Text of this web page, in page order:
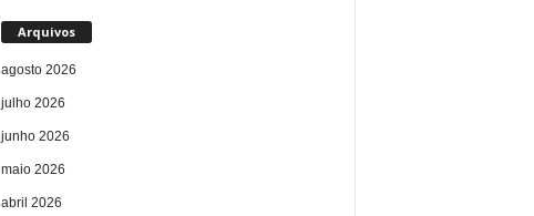
Arquivos
agosto 2026
julho 2026
junho 2026
maio 2026
abril 2026